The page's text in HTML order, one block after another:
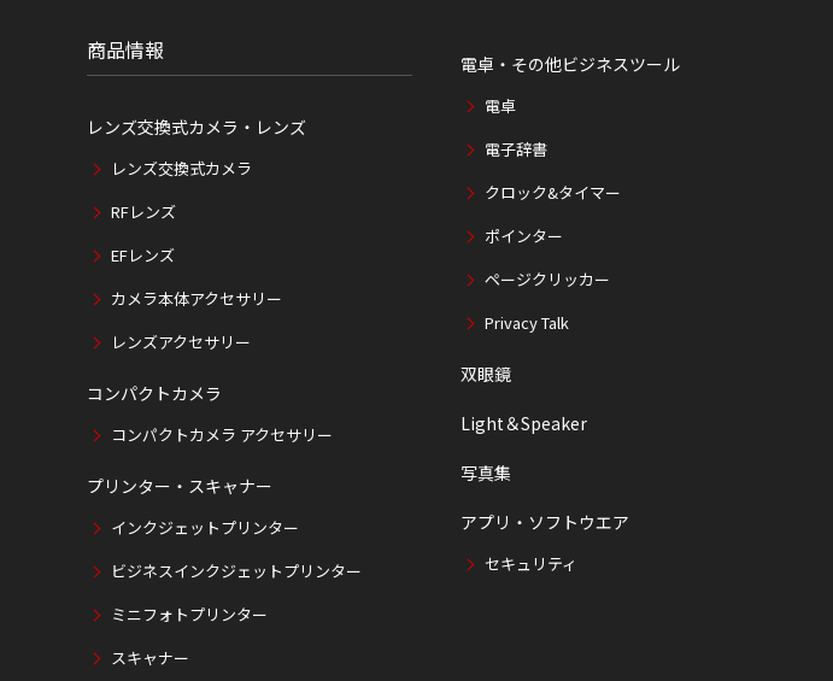
商品情報
レンズ交換式カメラ・レンズ
レンズ交換式カメラ
RFレンズ
EFレンズ
カメラ本体アクセサリー
レンズアクセサリー
コンパクトカメラ
コンパクトカメラ アクセサリー
プリンター・スキャナー
インクジェットプリンター
ビジネスインクジェットプリンター
ミニフォトプリンター
スキャナー
電卓・その他ビジネスツール
電卓
電子辞書
クロック&タイマー
ポインター
ページクリッカー
Privacy Talk
双眼鏡
Light＆Speaker
写真集
アプリ・ソフトウエア
セキュリティ